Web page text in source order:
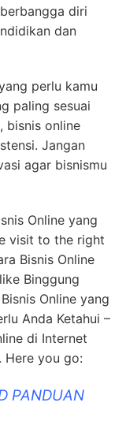
diri
dan
perlu kamu
paling sesuai
bisnis online
Jangan
agar bisnismu
Online yang
visit to the right
Bisnis Online
Binggung
Online yang
Anda Ketahui –
di Internet
Here you go:
PANDUAN